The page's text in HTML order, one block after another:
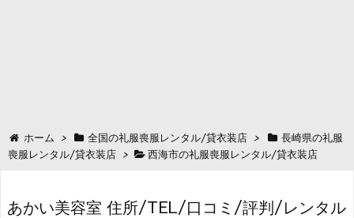
ホーム > 全国の礼服喪服レンタル/貸衣装店 >
長崎県の礼服
喪服レンタル/貸衣装店 > 西海市の礼服喪服レンタル/貸衣装店
あかい美容室 住所/TEL/口コミ/評判/レンタル